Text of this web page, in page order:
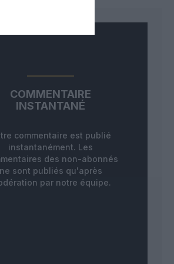
COMMENTAIRE
INSTANTANÉ
commentaire est publié
instantanément. Les
des non-abonnés
ne sont publiés qu'après
par notre équipe.